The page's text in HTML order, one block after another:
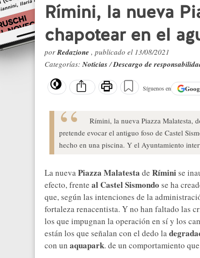
Rímini, la nueva
chapotear en el
porRedazione , publicado el 13/08/2021
Categorías:Noticias/Descargo de
Síguenos en
Rímini, la nueva Piazza Malatesta,
pretende evocar el antiguo foso de Castel
hecho en una piscina. Y el Ayuntamiento
La nuevaPiazza Malatesta de Rímini se
efecto, frente al Castel Sismondo se ha
que, según las intenciones de la
fortaleza renacentista. Y no han faltado las
los que impugnan la operación en sí y los
están los que señalan con el dedo la
con un aquapark. de un comportamiento